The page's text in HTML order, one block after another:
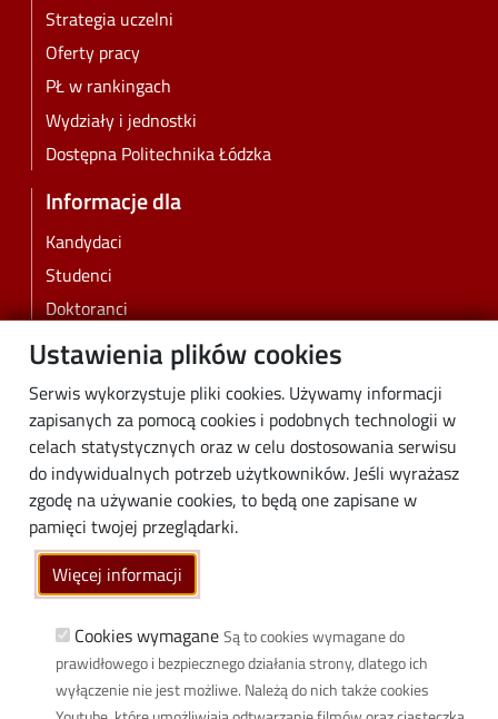
Ustawienia plików cookies
Serwis wykorzystuje pliki cookies. Używamy informacji
zapisanych za pomocą cookies i podobnych technologii w
celach statystycznych oraz w celu dostosowania serwisu
do indywidualnych potrzeb użytkowników. Jeśli wyrażasz
zgodę na używanie cookies, to będą one zapisane w
pamięci twojej przeglądarki.
Więcej informacji
Cookies wymagane Są to cookies wymagane do
prawidłowego i bezpiecznego działania strony, dlatego ich
wyłączenie nie jest możliwe. Należą do nich także cookies
Strategia uczelni
Oferty pracy
PŁ w rankingach
Wydziały i jednostki
Dostępna Politechnika Łódzka
Informacje dla
Kandydaci
Studenci
Doktoranci
Pracownicy
Biznes
Media
Społeczność lokalna
Linki
Wikamp
Poczta elektroniczna
Biblioteka PŁ
Dyscypliny naukowe w PŁ
Inicjatywa Doskonałości Uczelnia Badawcza